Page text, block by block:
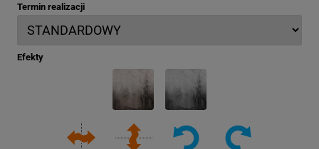
Termin realizacji
Efekty